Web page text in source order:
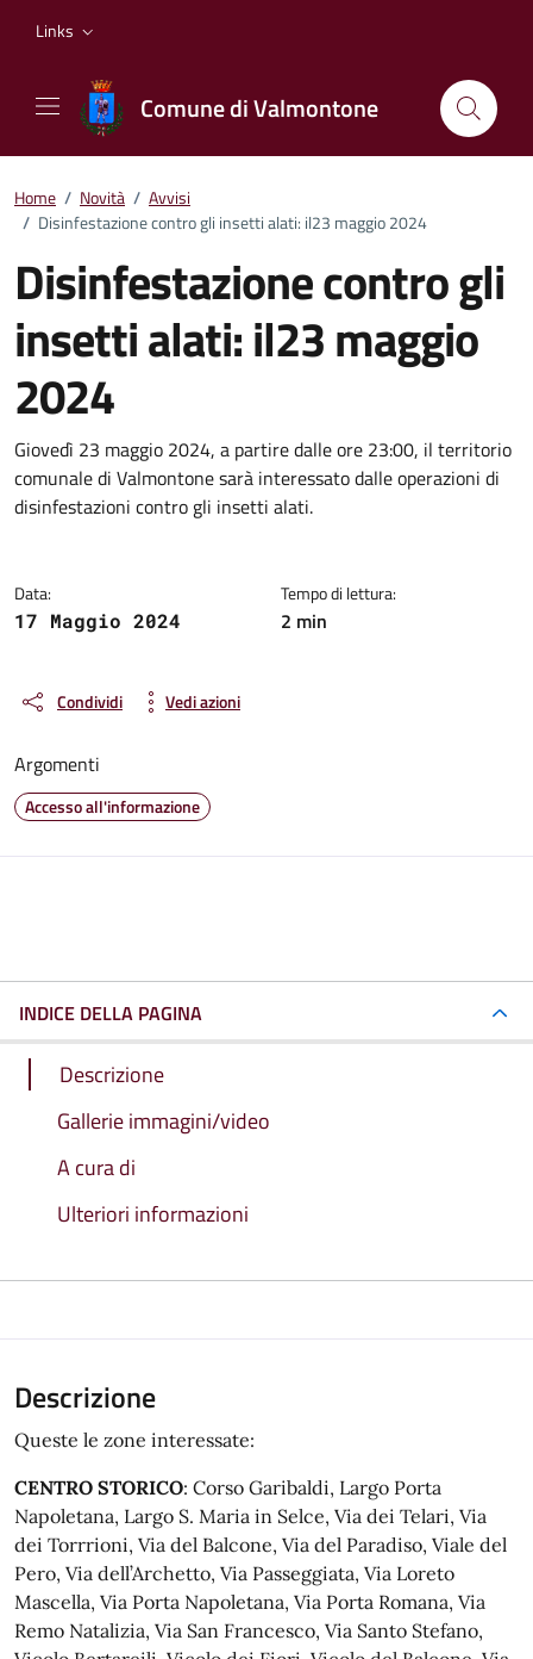
Links
Comune di Valmontone
Home / Novità / Avvisi
/ Disinfestazione contro gli insetti alati: il23 maggio 2024
Disinfestazione contro gli
insetti alati: il23 maggio
2024
Dettagli della notizia
Giovedì 23 maggio 2024, a partire dalle ore 23:00, il territorio
comunale di Valmontone sarà interessato dalle operazioni di
disinfestazioni contro gli insetti alati.
Data:
17 Maggio 2024
Tempo di lettura:
2 min
Condividi Vedi azioni
Argomenti
Accesso all'informazione
INDICE DELLA PAGINA
Descrizione
Gallerie immagini/video
A cura di
Ulteriori informazioni
Descrizione
Queste le zone interessate:
CENTRO STORICO: Corso Garibaldi, Largo Porta
Napoletana, Largo S. Maria in Selce, Via dei Telari, Via
dei Torrrioni, Via del Balcone, Via del Paradiso, Viale del
Pero, Via dell’Archetto, Via Passeggiata, Via Loreto
Mascella, Via Porta Napoletana, Via Porta Romana, Via
Remo Natalizia, Via San Francesco, Via Santo Stefano,